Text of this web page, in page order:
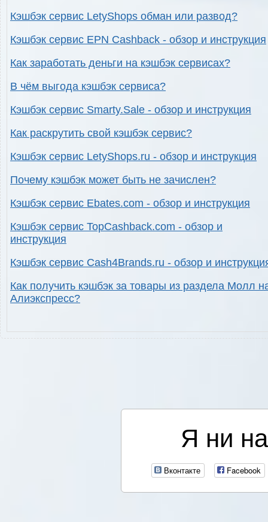
Кэшбэк сервис LetyShops обман или развод?
Кэшбэк сервис EPN Cashback - обзор и инструкция
Как заработать деньги на кэшбэк сервисах?
В чём выгода кэшбэк сервиса?
Кэшбэк сервис Smarty.Sale - обзор и инструкция
Как раскрутить свой кэшбэк сервис?
Кэшбэк сервис LetyShops.ru - обзор и инструкция
Почему кэшбэк может быть не зачислен?
Кэшбэк сервис Ebates.com - обзор и инструкция
Кэшбэк сервис TopCashback.com - обзор и
инструкция
Кэшбэк сервис Cash4Brands.ru - обзор и
Как получить кэшбэк за товары из раздела Молл
Алиэкспресс?
Я ни
Вконтакте Facebook